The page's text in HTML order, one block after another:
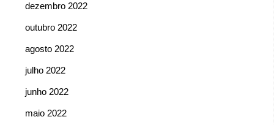
dezembro 2022
outubro 2022
agosto 2022
julho 2022
junho 2022
maio 2022